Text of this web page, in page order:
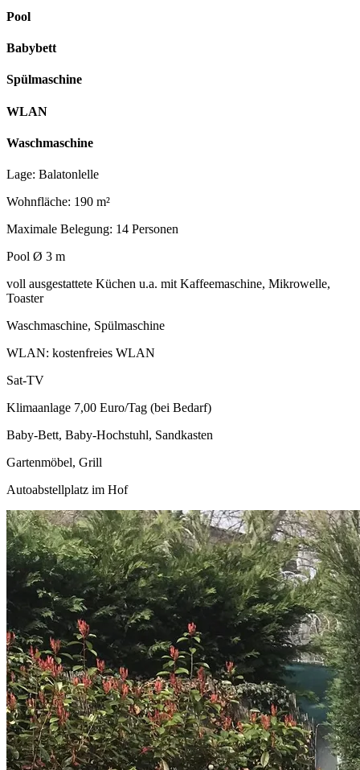
Pool
Babybett
Spülmaschine
WLAN
Waschmaschine
Lage: Balatonlelle
Wohnfläche: 190 m²
Maximale Belegung: 14 Personen
Pool Ø 3 m
voll ausgestattete Küchen u.a. mit Kaffeemaschine, Mikrowelle,
Toaster
Waschmaschine, Spülmaschine
WLAN: kostenfreies WLAN
Sat-TV
Klimaanlage 7,00 Euro/Tag (bei Bedarf)
Baby-Bett, Baby-Hochstuhl, Sandkasten
Gartenmöbel, Grill
Autoabstellplatz im Hof